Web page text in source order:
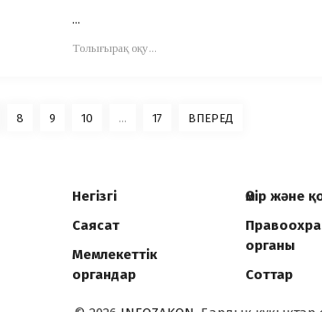
...
Толығырақ оқу...
8 9 10 ... 17 ВПЕРЕД
Негізгі
Саясат
Мемлекеттік
органдар
Өмір және
органы
Соттар